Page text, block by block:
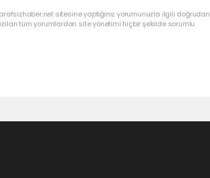
sitesine yaptığınız yorumunuzla ilgili doğrudan
tüm yorumlardan site yönetimi hiçbir şekilde sorumlu